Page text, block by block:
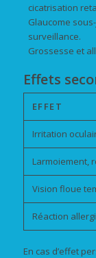
cicatrisation
Glaucome
surveillance.
Grossesse et
Effets
EFFET
Irritation
Larmoiement,
Vision floue
Réaction
En cas d’effet